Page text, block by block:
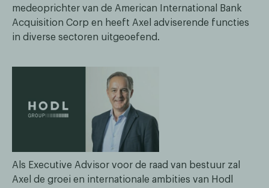
medeoprichter van de American International Bank
Acquisition Corp en heeft Axel adviserende functies
in diverse sectoren uitgeoefend.
Als Executive Advisor voor de raad van bestuur zal
Axel de groei en internationale ambities van Hodl